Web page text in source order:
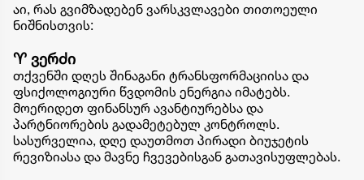
აი, რას გვიმზადებენ ვარსკვლავები თითოეული
ნიშნისთვის:
♈ ვერძი
თქვენში დღეს შინაგანი ტრანსფორმაციისა და
ფსიქოლოგიური წვდომის ენერგია იმატებს.
მოერიდეთ ფინანსურ ავანტიურებსა და
პარტნიორების გადამეტებულ კონტროლს.
სასურველია, დღე დაუთმოთ პირადი ბიუჯეტის
რევიზიასა და მავნე ჩვევებისგან გათავისუფლებას.